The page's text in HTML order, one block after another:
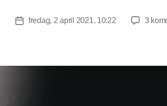
Indlægsdato
fredag, 2 april 2021, 10:22 3